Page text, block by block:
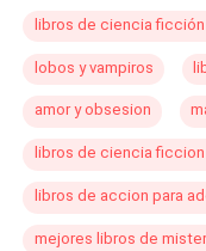
libros de ciencia
lobos y vampiros
amor y obsesion
libros de ciencia
libros de accion para
mejores libros de